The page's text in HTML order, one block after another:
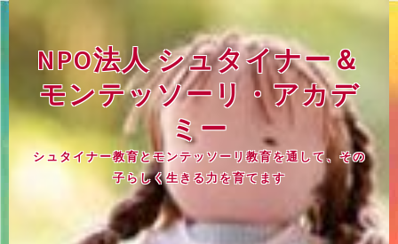
コ
ン
へ
ス
NPO法人 シュタイナー＆
モンテッソーリ・アカデ
ミー
シュタイナー教育とモンテッソーリ教育を通して、その
子らしく生きる力を育てます